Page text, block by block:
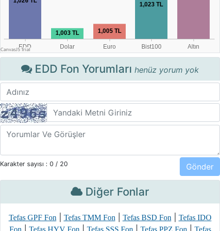
EDD Fon Yorumları henüz yorum yok
Karakter sayısı : 0 / 20
Diğer Fonlar
Tefas GPF Fon| Tefas TMM Fon| Tefas BSD Fon|
Tefas IDO
Fon
Tefas HYV Fon Tefas SSS Fon Tefas PPZ Fon Tefas